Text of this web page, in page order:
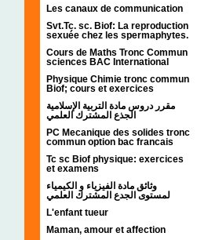
Les canaux de communication
Svt.Tc. sc. Biof: La reproduction
sexuée chez les spermaphytes.
Cours de Maths Tronc Commun
sciences BAC International
Physique Chimie tronc commun
Biof; cours et exercices
مقرر دروس مادة التربية الإسلامية
الجذع المشترك العلمي
PC Mecanique des solides tronc
commun option bac francais
Tc sc Biof physique: exercices
et examens
وثائق مادة الفيزياء و الكيمياء
L'enfant tueur
Maman, amour et affection